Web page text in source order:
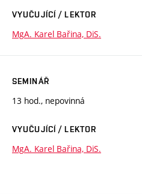
VYUČUJÍCÍ / LEKTOR
MgA. Karel Bařina, DiS.
SEMINÁŘ
13 hod., nepovinná
VYUČUJÍCÍ / LEKTOR
MgA. Karel Bařina, DiS.